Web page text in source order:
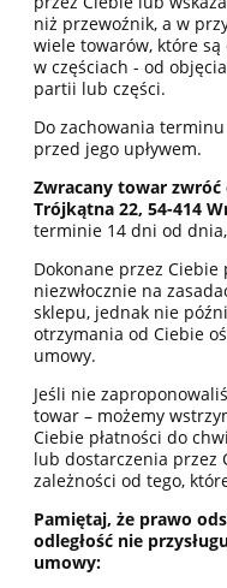
niż przewoźnik, a w
wiele towarów, które
w częściach - od
partii lub części.
Do zachowania
przed jego upływem.
Zwracany towar zwróć
Trójkątna 22, 54-414
terminie 14 dni od
Dokonane przez Ciebie
niezwłocznie na
sklepu, jednak nie
otrzymania od Ciebie
umowy.
Jeśli nie
towar – możemy
Ciebie płatności do
lub dostarczenia przez
zależności od tego,
Pamiętaj, że prawo
odległość nie
umowy: